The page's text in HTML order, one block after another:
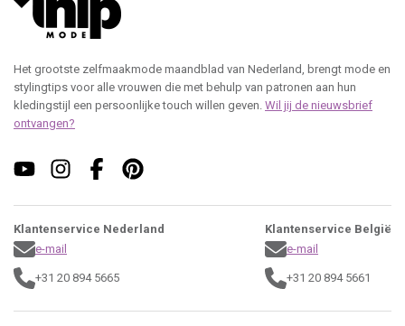
Het grootste zelfmaakmode maandblad van Nederland, brengt mode en
stylingtips voor alle vrouwen die met behulp van patronen aan hun
kledingstijl een persoonlijke touch willen geven. Wil jij de nieuwsbrief
ontvangen?
Klantenservice Nederland
e-mail
+31 20 894 5665
Klantenservice België
e-mail
+31 20 894 5661